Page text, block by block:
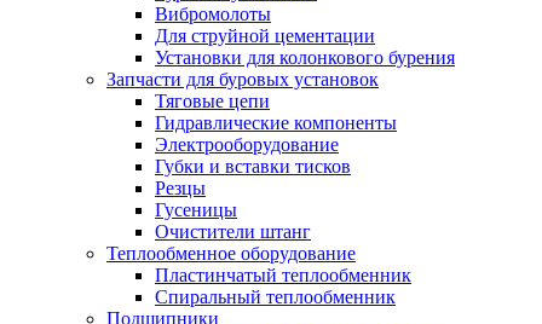
Вибромолоты
Для струйной цементации
Установки для колонкового бурения
Запчасти для буровых установок
Тяговые цепи
Гидравлические компоненты
Электрооборудование
Губки и вставки тисков
Резцы
Гусеницы
Очистители штанг
Теплообменное оборудование
Пластинчатый теплообменник
Спиральный теплообменник
Подшипники